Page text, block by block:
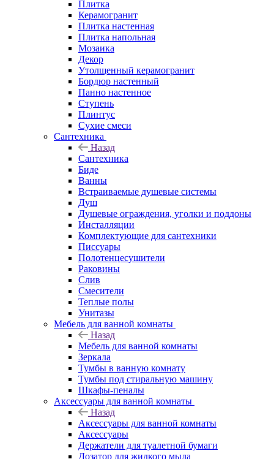
Плитка
Керамогранит
Плитка настенная
Плитка напольная
Мозаика
Декор
Утолщенный керамогранит
Бордюр настенный
Панно настенное
Ступень
Плинтус
Сухие смеси
Сантехника
Назад
Сантехника
Биде
Ванны
Встраиваемые душевые системы
Душ
Душевые ограждения, уголки и поддоны
Инсталляции
Комплектующие для сантехники
Писсуары
Полотенцесушители
Раковины
Слив
Смесители
Теплые полы
Унитазы
Мебель для ванной комнаты
Назад
Мебель для ванной комнаты
Зеркала
Тумбы в ванную комнату
Тумбы под стиральную машину
Шкафы-пеналы
Аксессуары для ванной комнаты
Назад
Аксессуары для ванной комнаты
Аксессуары
Держатели для туалетной бумаги
Дозатор для жидкого мыла